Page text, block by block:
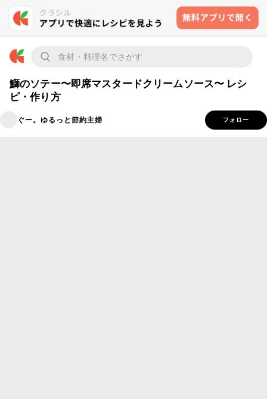
鰤のソテー〜即席マスタードクリームソース〜 レシ
ピ・作り方
ぐー。ゆるっと節約主婦 フォロー